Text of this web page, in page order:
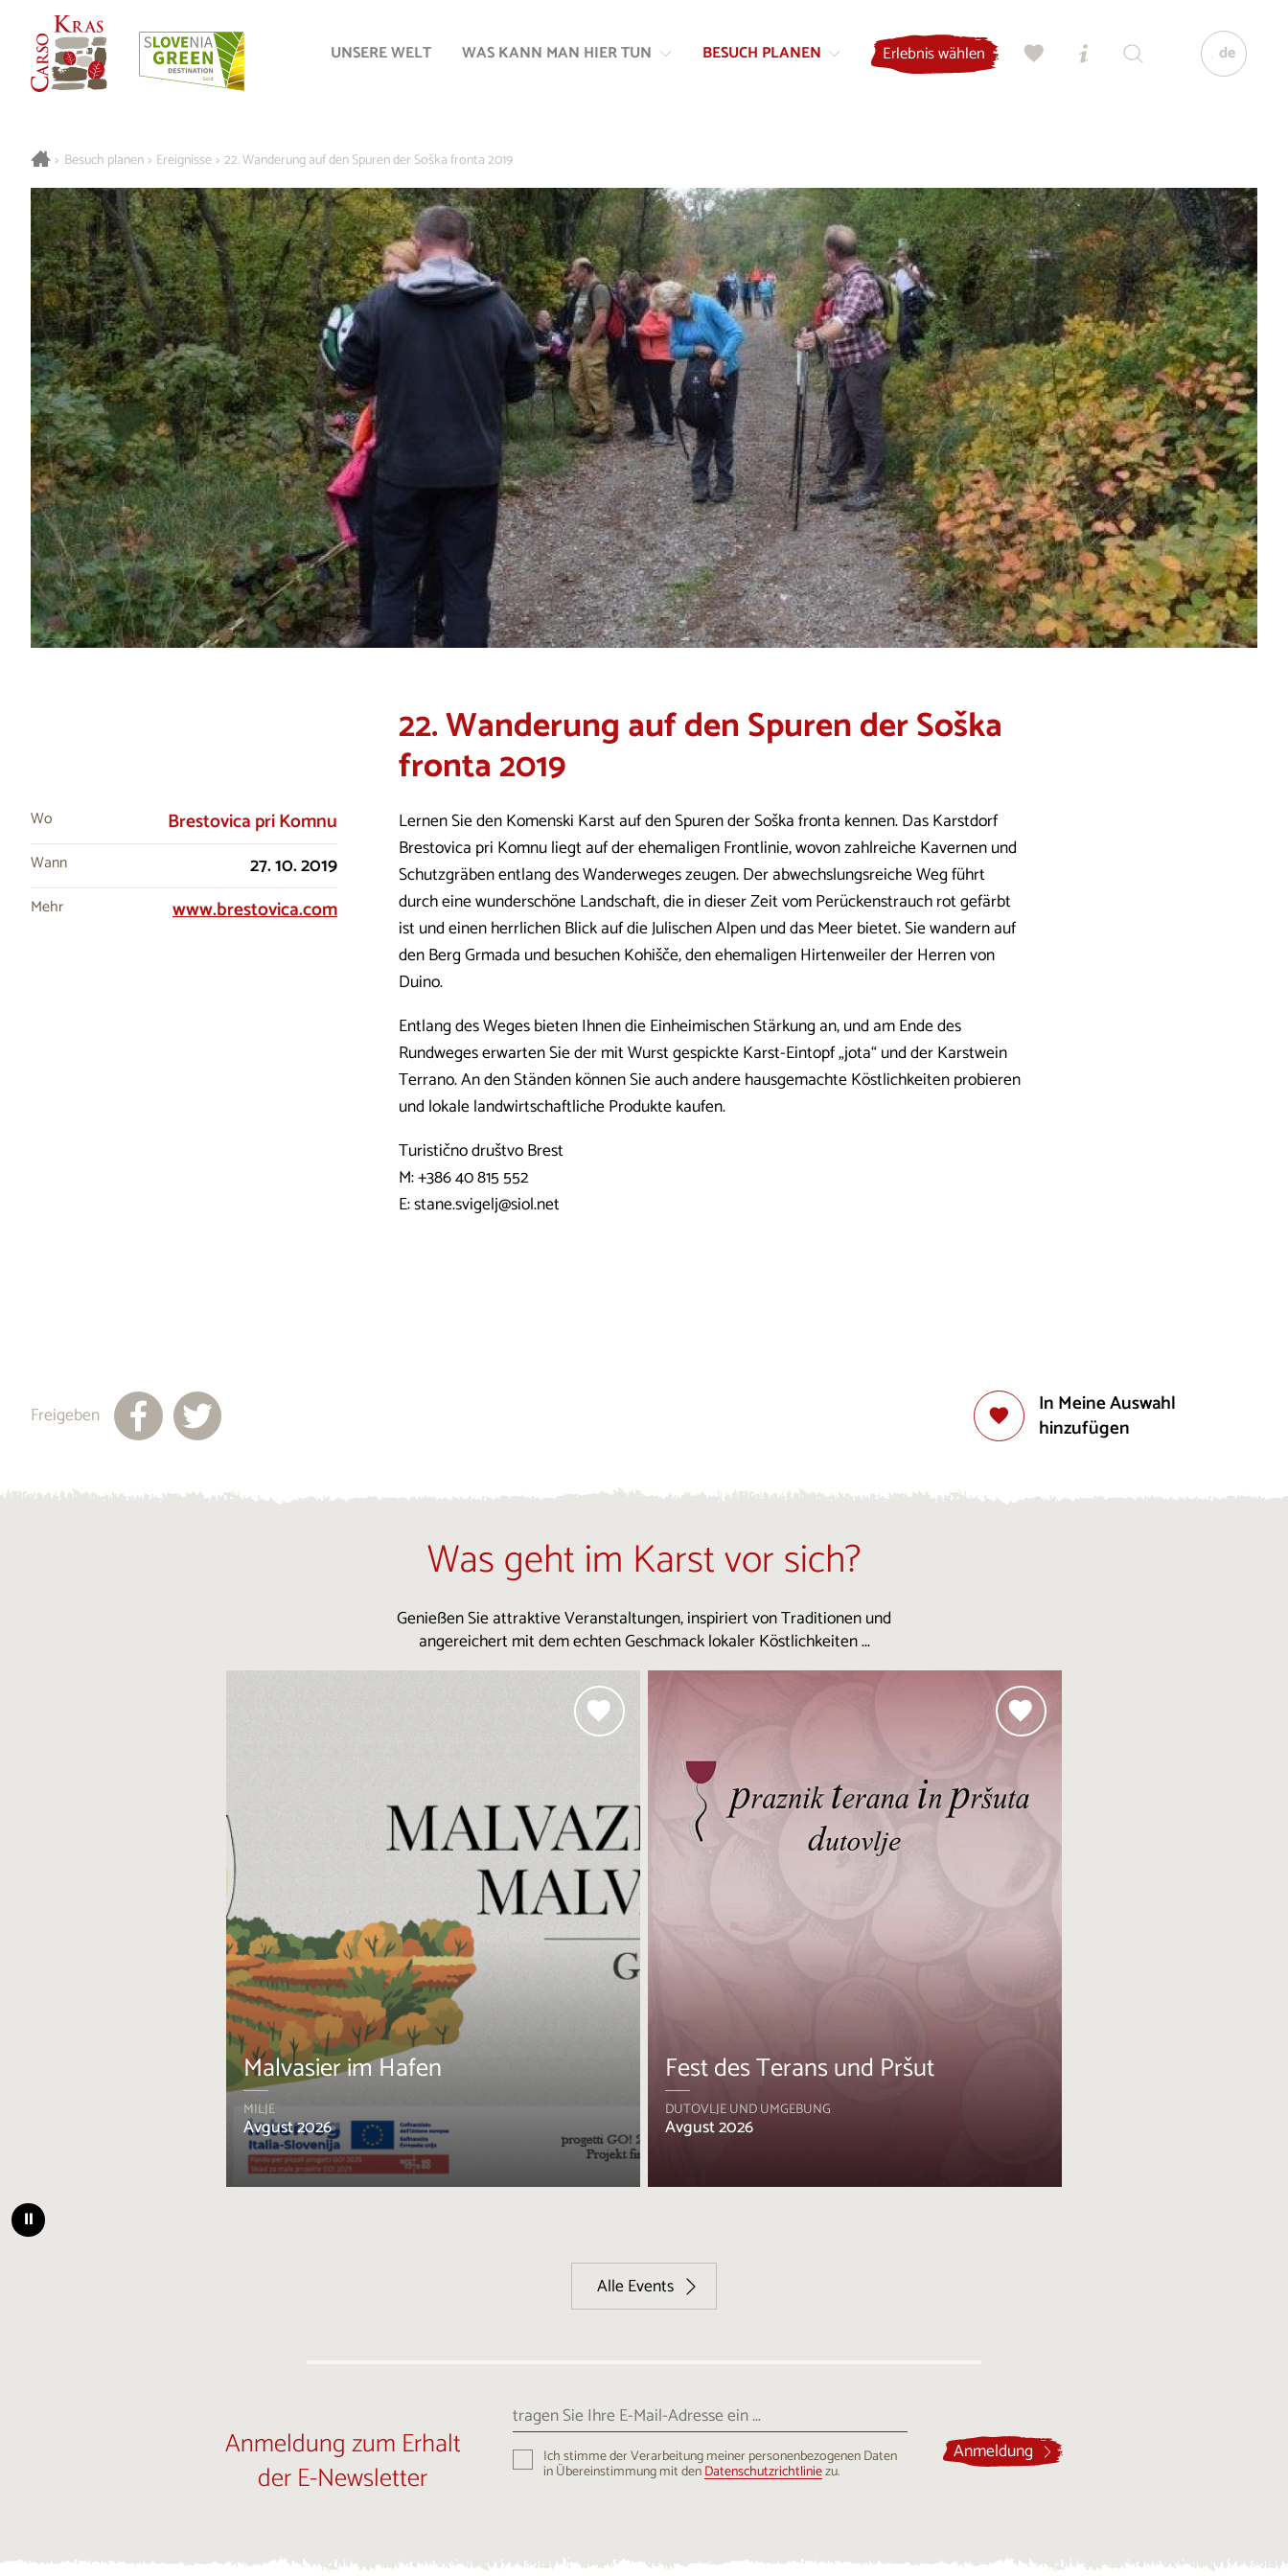
Inhalt
Navigation
UNSERE WELT WAS KANN MAN HIER TUN BESUCH PLANEN Erlebnis wählen de
> Besuch planen > Ereignisse > 22. Wanderung auf den Spuren der Soška fronta 2019
22. Wanderung auf den Spuren der Soška
fronta 2019
Wo Brestovica pri Komnu
Wann 27. 10. 2019
Mehr www.brestovica.com
Lernen Sie den Komenski Karst auf den Spuren der Soška fronta kennen. Das Karstdorf
Brestovica pri Komnu liegt auf der ehemaligen Frontlinie, wovon zahlreiche Kavernen und
Schutzgräben entlang des Wanderweges zeugen. Der abwechslungsreiche Weg führt
durch eine wunderschöne Landschaft, die in dieser Zeit vom Perückenstrauch rot gefärbt
ist und einen herrlichen Blick auf die Julischen Alpen und das Meer bietet. Sie wandern auf
den Berg Grmada und besuchen Kohišče, den ehemaligen Hirtenweiler der Herren von
Duino.
Entlang des Weges bieten Ihnen die Einheimischen Stärkung an, und am Ende des
Rundweges erwarten Sie der mit Wurst gespickte Karst-Eintopf „jota“ und der Karstwein
Terrano. An den Ständen können Sie auch andere hausgemachte Köstlichkeiten probieren
und lokale landwirtschaftliche Produkte kaufen.
Turistično društvo Brest
M: +386 40 815 552
E: stane.svigelj@siol.net
In Meine Auswahl
hinzufügen
Freigeben
Was geht im Karst vor sich?
Genießen Sie attraktive Veranstaltungen, inspiriert von Traditionen und
angereichert mit dem echten Geschmack lokaler Köstlichkeiten ...
Malvasier im Hafen
MILJE
Avgust 2026
Fest des Terans und Pršut
DUTOVLJE UND UMGEBUNG
Avgust 2026
⏸
Alle Events
Anmeldung zum Erhalt
der E-Newsletter
tragen
Sie
Ihre
E-
Ich stimme der Verarbeitung meiner personenbezogenen Daten
in Übereinstimmung mit denDatenschutzrichtliniezu.
Anmeldung